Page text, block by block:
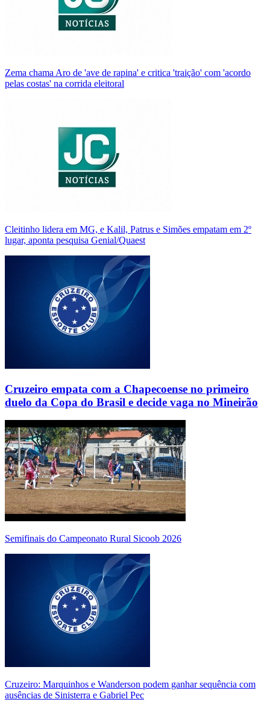
Zema chama Aro de 'ave de rapina' e critica 'traição' com 'acordo
pelas costas' na corrida eleitoral
Cleitinho lidera em MG, e Kalil, Patrus e Simões empatam em 2º
lugar, aponta pesquisa Genial/Quaest
Cruzeiro empata com a Chapecoense no primeiro
duelo da Copa do Brasil e decide vaga no Mineirão
Semifinais do Campeonato Rural Sicoob 2026
Cruzeiro: Marquinhos e Wanderson podem ganhar sequência com
ausências de Sinisterra e Gabriel Pec